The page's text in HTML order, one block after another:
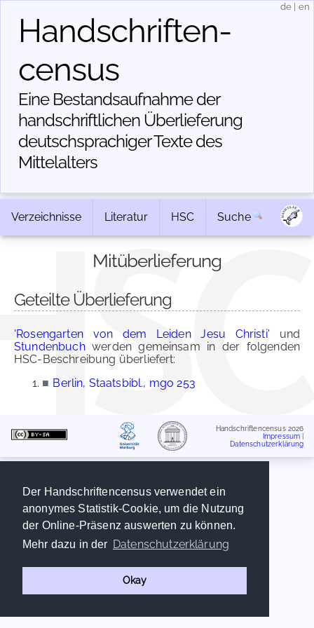
Der Handschriftencensus verwendet ein
anonymes Statistik-Cookie, um die Nutzung
der Online-Präsenz auswerten zu können.
Mehr dazu in der Datenschutzerklärung
Okay
Handschriften­
census
Eine Bestandsaufnahme der
handschriftlichen Über­lieferung
deutschsprachiger Texte des
Mittelalters
de en
Verzeichnisse Literatur HSC Suche
Mitüberlieferung
Geteilte Überlieferung
'Rosengarten von dem Leiden Jesu Christi' und
Stundenbuchwerden gemeinsam in der folgenden
HSC-Beschreibung überliefert:
■ Berlin, Staatsbibl., mgo 253
Handschriftencensus 2026
Impressum
Datenschutzerklärung